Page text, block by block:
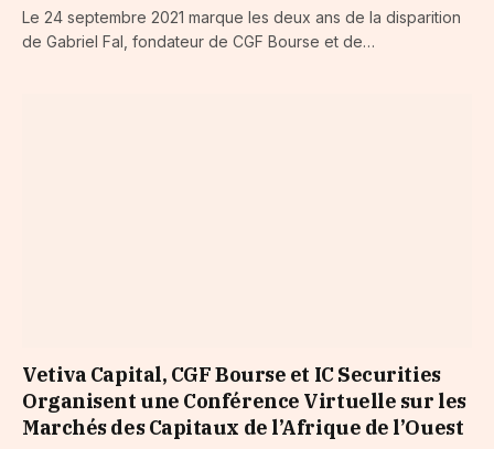
Le 24 septembre 2021 marque les deux ans de la disparition
de Gabriel Fal, fondateur de CGF Bourse et de…
Vetiva Capital, CGF Bourse et IC Securities
Organisent une Conférence Virtuelle sur les
Marchés des Capitaux de l’Afrique de l’Ouest